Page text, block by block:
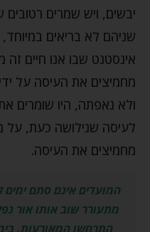
יבשים, ויש שמרים רטובים
שניהם לא בריאים
אינסטנט שבו אנו חיים זה
מחמיצים את העיסה על
ולא נאפתה, היו שומרים
לעיסה שנילושה כעת, על
מחמיצים את העיסה.
המועדים אינם סתם ימים
מתעורר שוב אותו אור
התרחשו המאורעות.